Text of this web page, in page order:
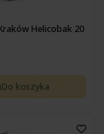
Helicobak 20
Do koszyka